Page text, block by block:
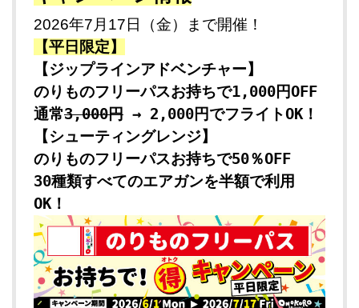
2026年7月17日（金）まで開催！
【平日限定】
【ジップラインアドベンチャー】
のりものフリーパスお持ちで1,000円OFF
通常3,000円 → 2,000円でフライトOK！
【シューティングレンジ】
のりものフリーパスお持ちで50％OFF
30種類すべてのエアガンを半額で利用
OK！